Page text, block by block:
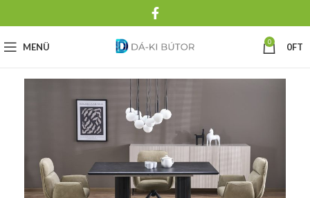
MENÜ 0 0FT